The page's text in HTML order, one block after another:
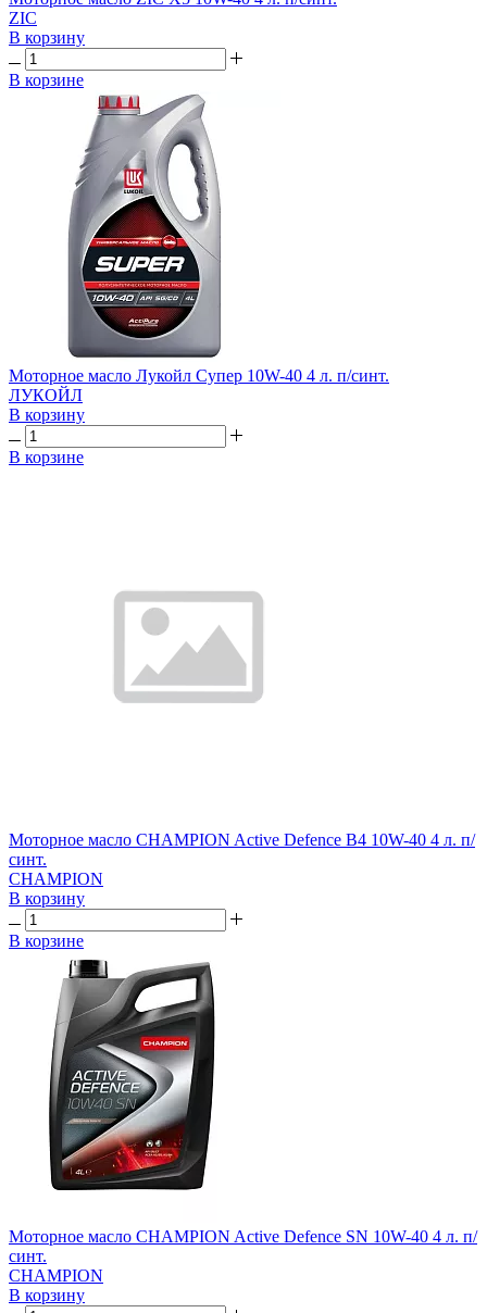
ZIC
В корзину
В корзине
Моторное масло Лукойл Супер 10W-40 4 л. п/синт.
ЛУКОЙЛ
В корзину
В корзине
Моторное масло CHAMPION Active Defence B4 10W-40 4 л. п/
синт.
CHAMPION
В корзину
В корзине
Моторное масло CHAMPION Active Defence SN 10W-40 4 л. п/
синт.
CHAMPION
В корзину